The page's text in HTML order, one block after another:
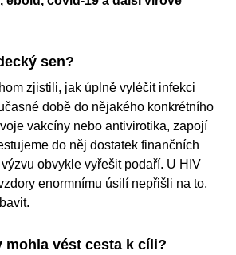
sen?
zjistili, jak úplně vyléčit infekci
době do nějakého konkrétního
vakcíny nebo antivirotika, zapojí
do něj dostatek finančních
obvykle vyřešit podaří. U HIV
enormnímu úsilí nepřišli na to,
mohla vést cesta k cíli?